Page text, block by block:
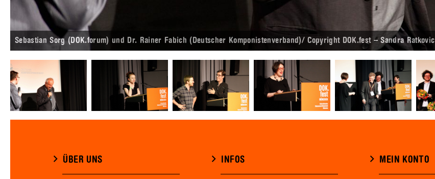
Sebastian Sorg (DOK.forum) und Dr. Rainer Fabich (Deutscher Komponistenverband)/ Copyright DOK.fest – Sandra Ratkovic
ÜBER UNS INFOS MEIN KONTO